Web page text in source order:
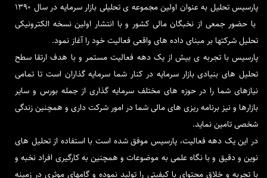
پارسیس تحلیل به عنوان اولین مجموعه ی تحلیلی بازار سرمایه در سال 1390
با حضور جمعی از نخبگان مالی کشور و با انتشار اولین نسخه الکترونیکی
تحلیل شرکتها بر مبنای داده های واقعی فعالیت خود را آغاز نمود.
پارسیس با تجربه ی بیش از یک دهه فعالیت مستمر و با هدف ارتقا سطح
تحلیل های بنیادی بازار سرمایه در کنار شما سرمایه گذاران است تا تمامی
نیازهای شما را در حوزه های مختلف سرمایه گذاری از جمله بورس و سایر
بازارها و نیز برنامه ریزی های مالی شما در امور شرکت داری و همچنین زندگی
شخصی تامین نماید.
در این یک دهه فعالیت، پارسیس موفق شده است با استفاده از تحلیل های
نوین و دقیق و با نگاه علمی به موضوعات و همچنین به کارگیری افراد نخبه و
با تجربه و خلاق محتوای با کیفیتی را تولید نموده و گامهای موثری در زمینه